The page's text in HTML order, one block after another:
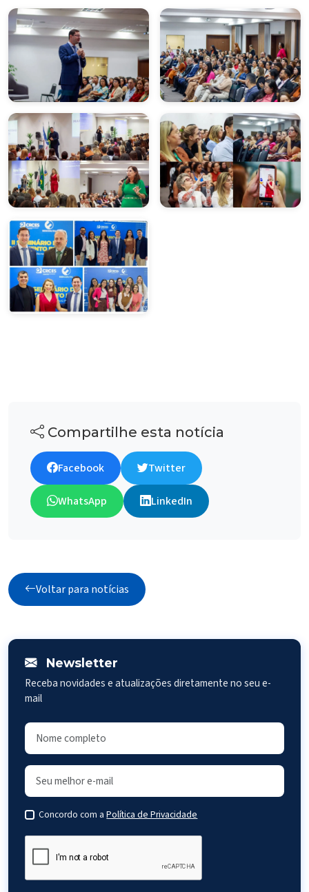
Compartilhe esta notícia
Facebook Twitter
WhatsApp LinkedIn
Voltar para notícias
Newsletter
Receba novidades e atualizações diretamente no seu e-
mail
Concordo com aPolítica de Privacidade